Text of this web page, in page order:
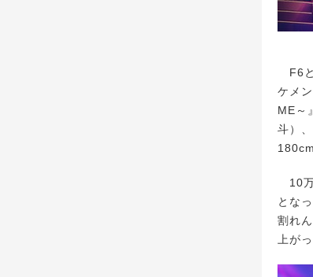
F6と
ケメ
ME～
斗）
10万
とな
割れ
上が